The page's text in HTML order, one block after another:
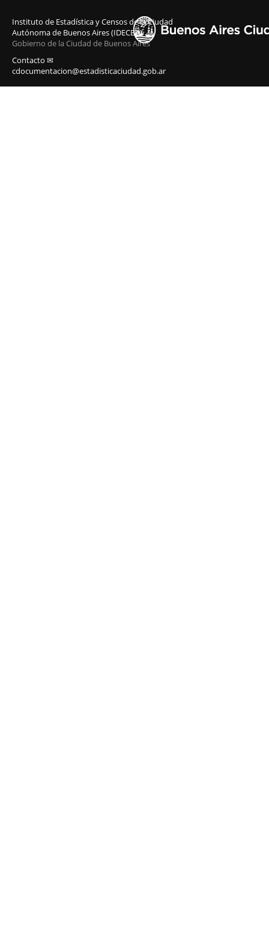
Instituto de Estadística y Censos de la Ciudad
Autónoma de Buenos Aires (IDECBA)
Gobierno de la Ciudad de Buenos Aires
Contacto ✉
cdocumentacion@estadisticaciudad.gob.ar